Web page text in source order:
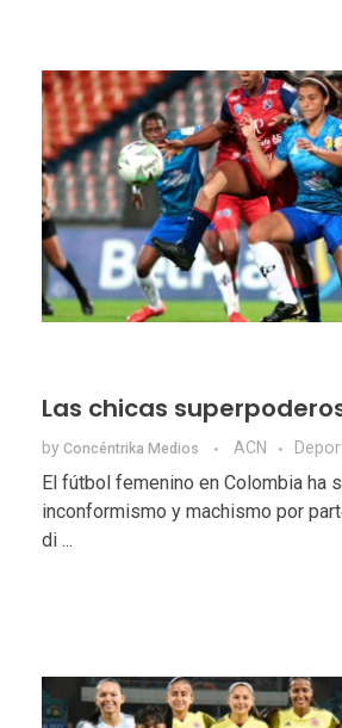
Las chicas
by Concéntrika Medios ACN
El fútbol femenino en Colombia ha
inconformismo y machismo por
di ...